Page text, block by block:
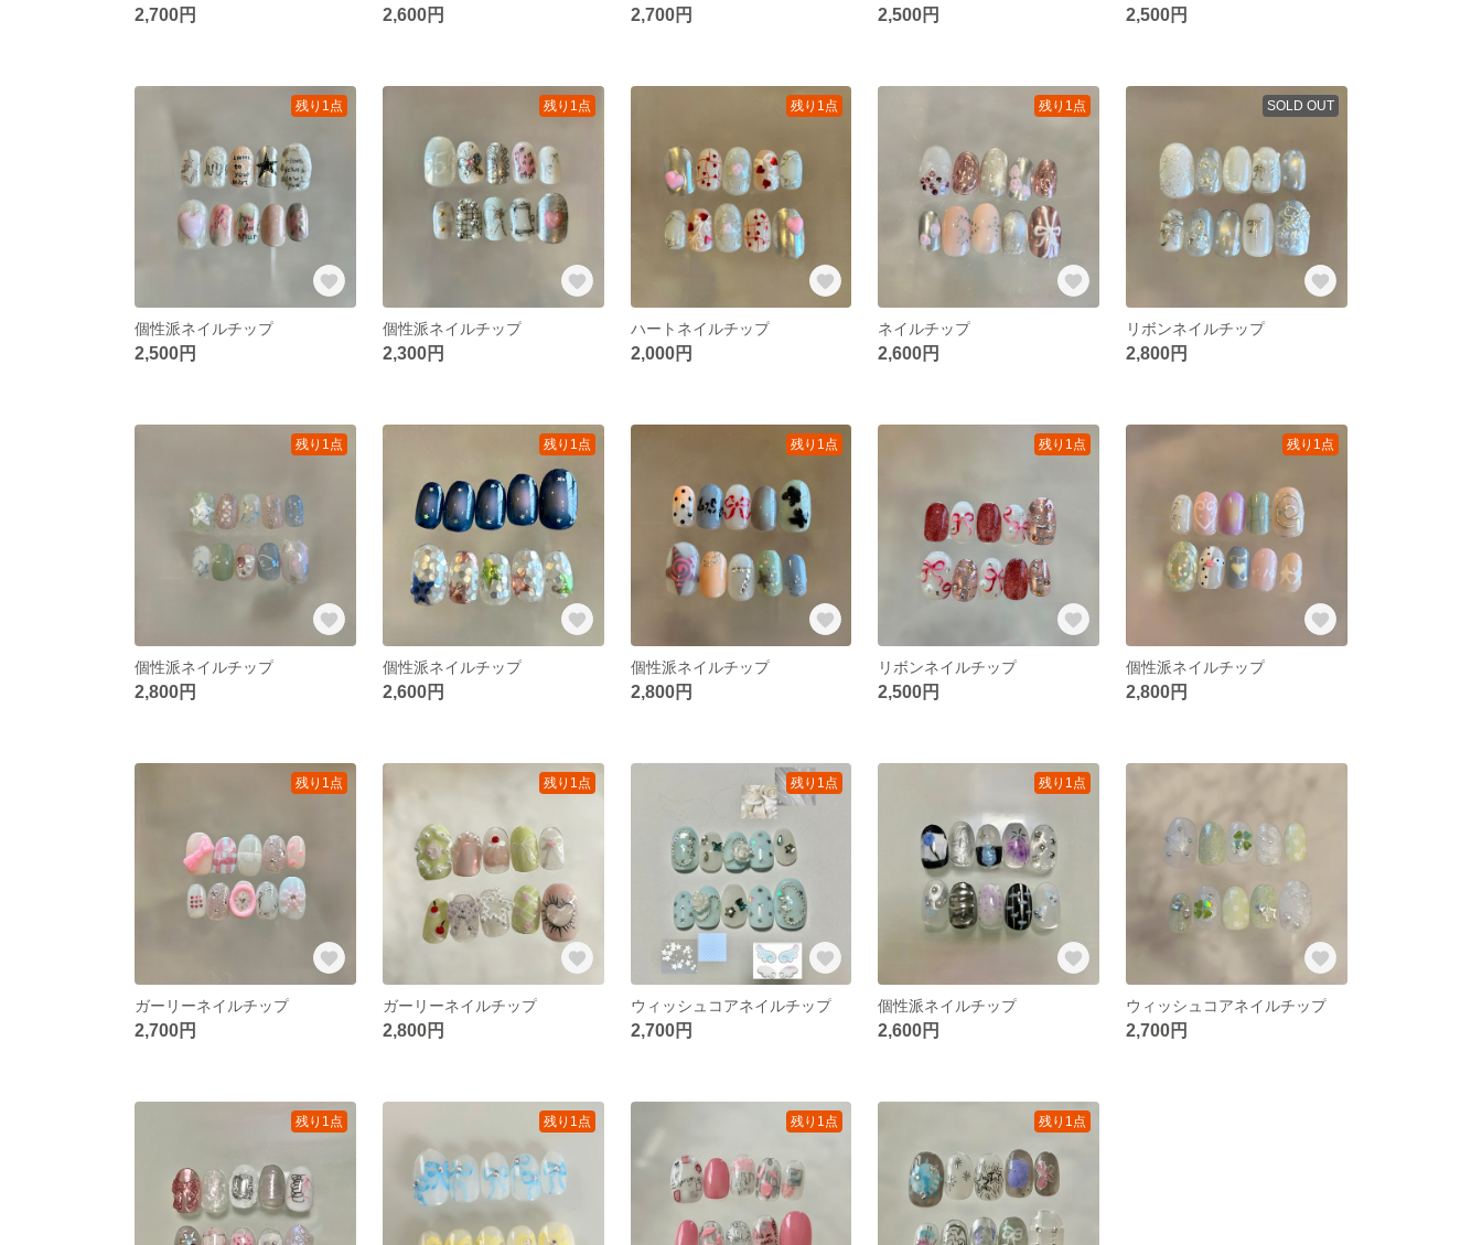
2,700円 2,600円 2,700円 2,500円 2,500円
残り1点
個性派ネイルチップ
2,500円
残り1点
個性派ネイルチップ
2,300円
残り1点
ハートネイルチップ
2,000円
残り1点
ネイルチップ
2,600円
SOLD OUT
リボンネイルチップ
2,800円
残り1点
個性派ネイルチップ
2,800円
残り1点
個性派ネイルチップ
2,600円
残り1点
個性派ネイルチップ
2,800円
残り1点
リボンネイルチップ
2,500円
残り1点
個性派ネイルチップ
2,800円
残り1点
ガーリーネイルチップ
2,700円
残り1点
ガーリーネイルチップ
2,800円
残り1点
ウィッシュコアネイルチップ
2,700円
残り1点
個性派ネイルチップ
2,600円
ウィッシュコアネイルチップ
2,700円
残り1点 残り1点 残り1点 残り1点